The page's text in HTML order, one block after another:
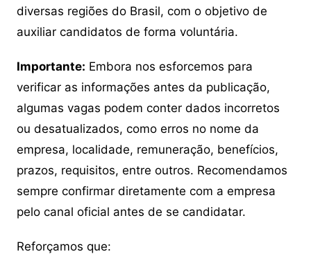
diversas regiões do Brasil, com o objetivo de
auxiliar candidatos de forma voluntária.
Importante: Embora nos esforcemos para
verificar as informações antes da publicação,
algumas vagas podem conter dados incorretos
ou desatualizados, como erros no nome da
empresa, localidade, remuneração, benefícios,
prazos, requisitos, entre outros. Recomendamos
sempre confirmar diretamente com a empresa
pelo canal oficial antes de se candidatar.
Reforçamos que: